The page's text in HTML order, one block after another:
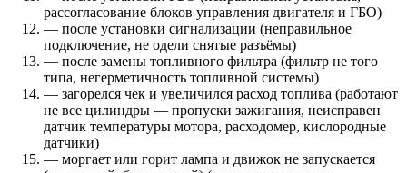
рассогласование блоков управления двигателя и ГБО)
— после установки сигнализации (неправильное
подключение, не одели снятые разъёмы)
— после замены топливного фильтра (фильтр не того
типа, негерметичность топливной системы)
— загорелся чек и увеличился расход топлива (работают
не все цилиндры — пропуски зажигания, неисправен
датчик температуры мотора, расходомер, кислородные
датчики)
— моргает или горит лампа и движок не запускается